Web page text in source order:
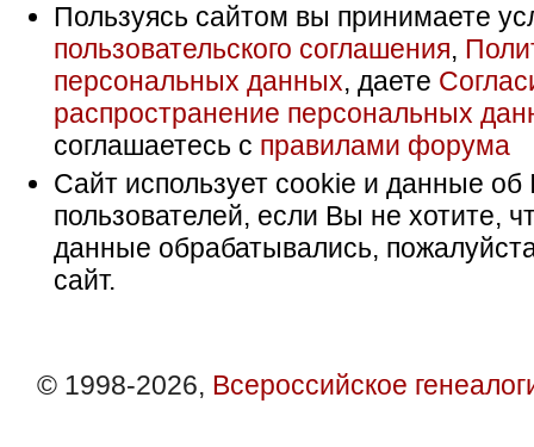
Пользуясь сайтом вы принимаете
пользовательского соглашения,
персональных данных, даете
распространение персональных
соглашаетесь с правилами форума
Сайт использует cookie и данные об
пользователей, если Вы не хотите,
данные обрабатывались,
сайт.
© 1998-2026, Всероссийское